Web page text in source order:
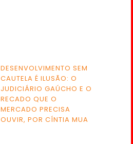
DESENVOLVIMENTO SEM
CAUTELA É ILUSÃO: O
JUDICIÁRIO GAÚCHO E O
RECADO QUE O
MERCADO PRECISA
OUVIR, POR CÍNTIA MUA